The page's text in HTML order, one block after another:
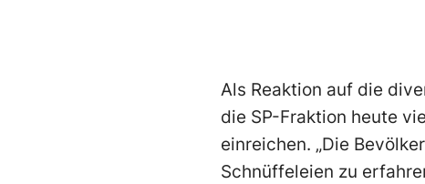
Als Reaktion auf die
die SP-Fraktion heute
einreichen. „Die
Schnüffeleien zu